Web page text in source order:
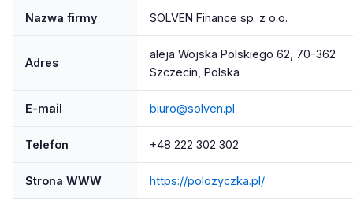
Nazwa firmy SOLVEN Finance sp. z o.o.
Adres
aleja Wojska Polskiego 62, 70-362
Szczecin, Polska
E-mail biuro@solven.pl
Telefon +48 222 302 302
Strona WWW https://polozyczka.pl/